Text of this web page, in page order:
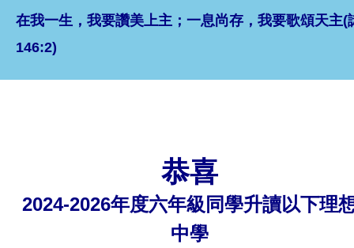
在我一生，我要讚美上主；一息尚存，我要歌頌天主(
146:2)
恭喜
2024-2026年度六年級同學升讀以下理
中學